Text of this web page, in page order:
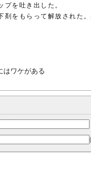
プを吐き出した。
剤をもらって解放された
はワケがある